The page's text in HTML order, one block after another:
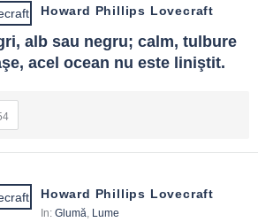
Howard Phillips Lovecraft
alb sau negru; calm, tulbure
acel ocean nu este liniştit.
Howard Phillips Lovecraft
In: Glumă, Lume